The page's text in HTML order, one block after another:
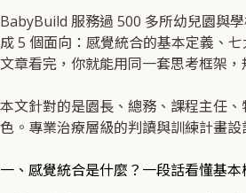
BabyBuild 服務過 500 多所幼兒園與
成 5 個面向：感覺統合的基本定義、
文章看完，你就能用同一套思考框架
本文針對的是園長、總務、課程主任
色。專業治療層級的判讀與訓練計畫
一、感覺統合是什麼？一段話看懂基本